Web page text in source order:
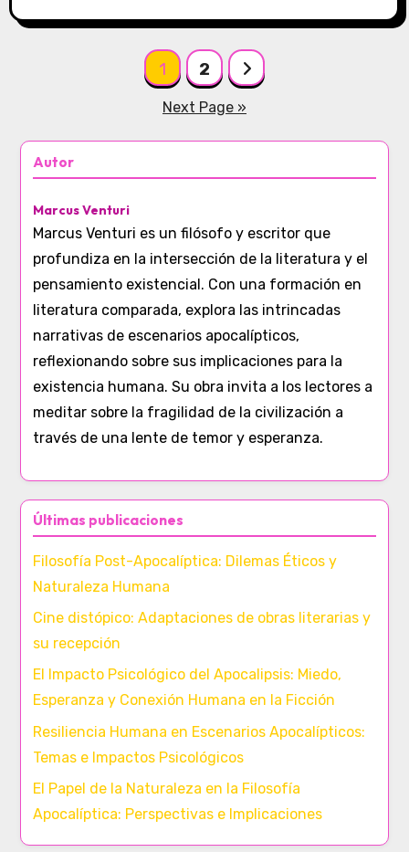
Posts pagination
1 2
Next Page »
Autor
Marcus Venturi
Marcus Venturi es un filósofo y escritor que
profundiza en la intersección de la literatura y el
pensamiento existencial. Con una formación en
literatura comparada, explora las intrincadas
narrativas de escenarios apocalípticos,
reflexionando sobre sus implicaciones para la
existencia humana. Su obra invita a los lectores a
meditar sobre la fragilidad de la civilización a
través de una lente de temor y esperanza.
Últimas publicaciones
Filosofía Post-Apocalíptica: Dilemas Éticos y
Naturaleza Humana
Cine distópico: Adaptaciones de obras literarias y
su recepción
El Impacto Psicológico del Apocalipsis: Miedo,
Esperanza y Conexión Humana en la Ficción
Resiliencia Humana en Escenarios Apocalípticos:
Temas e Impactos Psicológicos
El Papel de la Naturaleza en la Filosofía
Apocalíptica: Perspectivas e Implicaciones